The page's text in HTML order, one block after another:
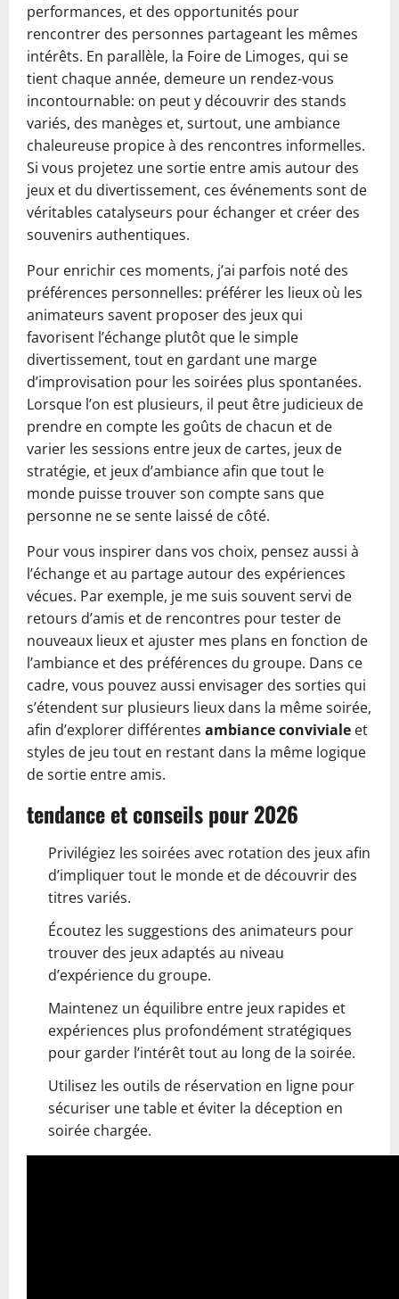
performances, et des opportunités pour
rencontrer des personnes partageant les mêmes
intérêts. En parallèle, la Foire de Limoges, qui se
tient chaque année, demeure un rendez-vous
incontournable: on peut y découvrir des stands
variés, des manèges et, surtout, une ambiance
chaleureuse propice à des rencontres informelles.
Si vous projetez une sortie entre amis autour des
jeux et du divertissement, ces événements sont de
véritables catalyseurs pour échanger et créer des
souvenirs authentiques.
Pour enrichir ces moments, j’ai parfois noté des
préférences personnelles: préférer les lieux où les
animateurs savent proposer des jeux qui
favorisent l’échange plutôt que le simple
divertissement, tout en gardant une marge
d’improvisation pour les soirées plus spontanées.
Lorsque l’on est plusieurs, il peut être judicieux de
prendre en compte les goûts de chacun et de
varier les sessions entre jeux de cartes, jeux de
stratégie, et jeux d’ambiance afin que tout le
monde puisse trouver son compte sans que
personne ne se sente laissé de côté.
Pour vous inspirer dans vos choix, pensez aussi à
l’échange et au partage autour des expériences
vécues. Par exemple, je me suis souvent servi de
retours d’amis et de rencontres pour tester de
nouveaux lieux et ajuster mes plans en fonction de
l’ambiance et des préférences du groupe. Dans ce
cadre, vous pouvez aussi envisager des sorties qui
s’étendent sur plusieurs lieux dans la même soirée,
afin d’explorer différentes ambiance conviviale et
styles de jeu tout en restant dans la même logique
de sortie entre amis.
tendance et conseils pour 2026
Privilégiez les soirées avec rotation des jeux afin
d’impliquer tout le monde et de découvrir des
titres variés.
Écoutez les suggestions des animateurs pour
trouver des jeux adaptés au niveau
d’expérience du groupe.
Maintenez un équilibre entre jeux rapides et
expériences plus profondément stratégiques
pour garder l’intérêt tout au long de la soirée.
Utilisez les outils de réservation en ligne pour
sécuriser une table et éviter la déception en
soirée chargée.